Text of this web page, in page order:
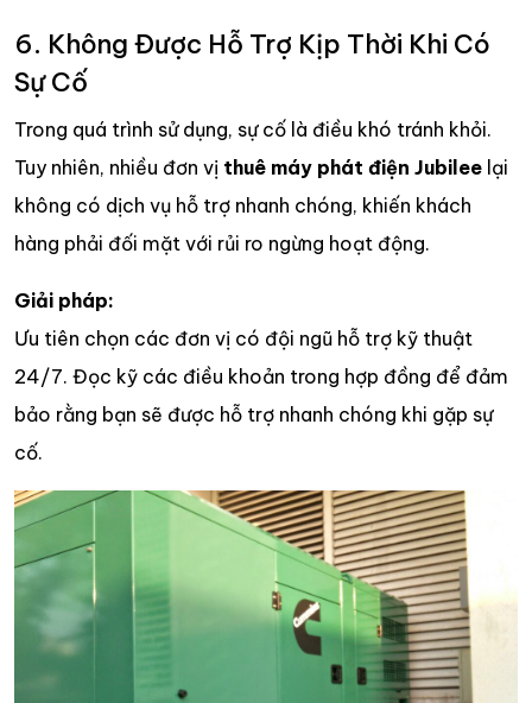
6. Không Được Hỗ Trợ Kịp Thời Khi Có
Sự Cố
Trong quá trình sử dụng, sự cố là điều khó tránh khỏi.
Tuy nhiên, nhiều đơn vị thuê máy phát điện Jubilee lại
không có dịch vụ hỗ trợ nhanh chóng, khiến khách
hàng phải đối mặt với rủi ro ngừng hoạt động.
Giải pháp:
Ưu tiên chọn các đơn vị có đội ngũ hỗ trợ kỹ thuật
24/7. Đọc kỹ các điều khoản trong hợp đồng để đảm
bảo rằng bạn sẽ được hỗ trợ nhanh chóng khi gặp sự
cố.